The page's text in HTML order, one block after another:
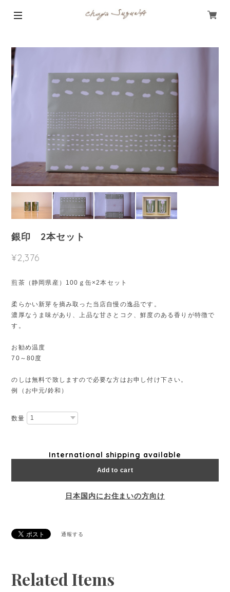
銀印 2本セット
¥2,376
煎茶（静岡県産）100ｇ缶×2本セット
柔らかい新芽を摘み取った当店自慢の逸品です。
濃厚なうま味があり、上品な甘さとコク、鮮度のある香りが特徴で
す。
お勧め温度
70～80度
のしは無料で致しますので必要な方はお申し付け下さい。
例（お中元/鈴和）
数量
International shipping available
Add to cart
日本国内にお住まいの方向け
通報する
Related Items